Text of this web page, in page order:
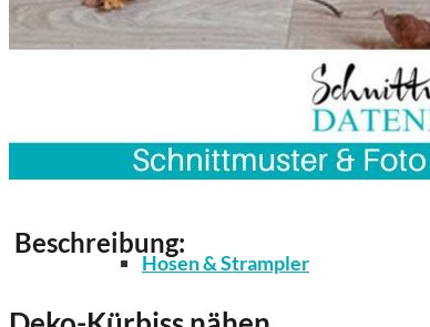
Bodys / Unterwäsche / Weiteres
Hosen & Strampler
Beschreibung: